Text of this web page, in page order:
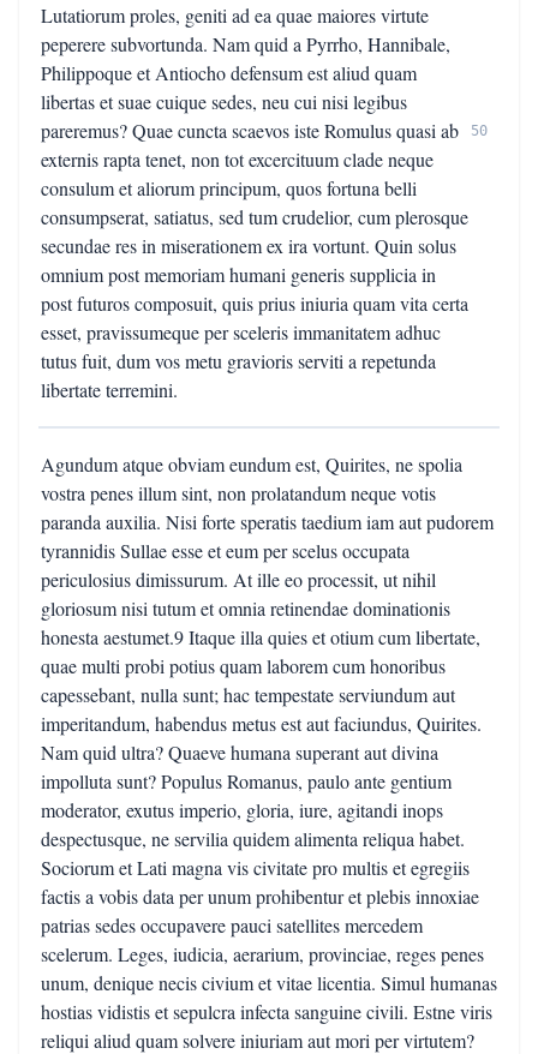
Lutatiorum proles, geniti ad ea quae maiores virtute
peperere subvortunda. Nam quid a Pyrrho, Hannibale,
Philippoque et Antiocho defensum est aliud quam
libertas et suae cuique sedes, neu cui nisi legibus
pareremus? Quae cuncta scaevos iste Romulus quasi ab
externis rapta tenet, non tot excercituum clade neque
consulum et aliorum principum, quos fortuna belli
consumpserat, satiatus, sed tum crudelior, cum plerosque
secundae res in miserationem ex ira vortunt. Quin solus
omnium post memoriam humani generis supplicia in
post futuros composuit, quis prius iniuria quam vita certa
esset, pravissumeque per sceleris immanitatem adhuc
tutus fuit, dum vos metu gravioris serviti a repetunda
libertate terremini.
50
Agundum atque obviam eundum est, Quirites, ne spolia
vostra penes illum sint, non prolatandum neque votis
paranda auxilia. Nisi forte speratis taedium iam aut pudorem
tyrannidis Sullae esse et eum per scelus occupata
periculosius dimissurum. At ille eo processit, ut nihil
gloriosum nisi tutum et omnia retinendae dominationis
honesta aestumet.9 Itaque illa quies et otium cum libertate,
quae multi probi potius quam laborem cum honoribus
capessebant, nulla sunt; hac tempestate serviundum aut
imperitandum, habendus metus est aut faciundus, Quirites.
Nam quid ultra? Quaeve humana superant aut divina
impolluta sunt? Populus Romanus, paulo ante gentium
moderator, exutus imperio, gloria, iure, agitandi inops
despectusque, ne servilia quidem alimenta reliqua habet.
Sociorum et Lati magna vis civitate pro multis et egregiis
factis a vobis data per unum prohibentur et plebis innoxiae
patrias sedes occupavere pauci satellites mercedem
scelerum. Leges, iudicia, aerarium, provinciae, reges penes
unum, denique necis civium et vitae licentia. Simul humanas
hostias vidistis et sepulcra infecta sanguine civili. Estne viris
reliqui aliud quam solvere iniuriam aut mori per virtutem?